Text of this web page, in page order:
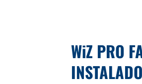
WiZ PRO